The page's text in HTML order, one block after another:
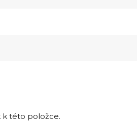
k této položce.